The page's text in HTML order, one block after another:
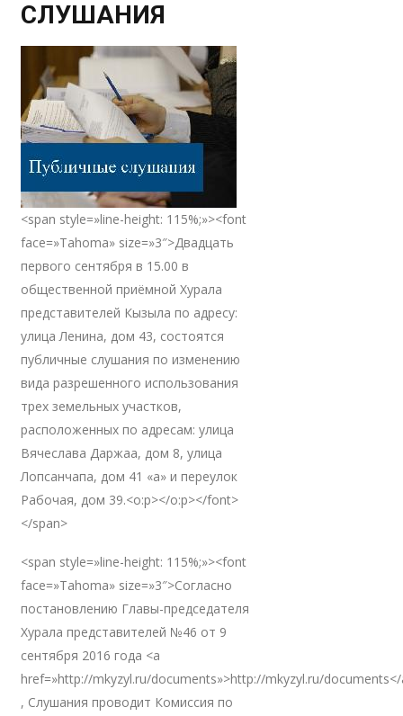
СЛУШАНИЯ
<span style=»line-height: 115%;»><font
face=»Tahoma» size=»3″>Двадцать
первого сентября в 15.00 в
общественной приёмной Хурала
представителей Кызыла по адресу:
улица Ленина, дом 43, состоятся
публичные слушания по изменению
вида разрешенного использования
трех земельных участков,
расположенных по адресам: улица
Вячеслава Даржаа, дом 8, улица
Лопсанчапа, дом 41 «а» и переулок
Рабочая, дом 39.<o:p></o:p></font>
</span>
<span style=»line-height: 115%;»><font
face=»Tahoma» size=»3″>Согласно
постановлению Главы-председателя
Хурала представителей №46 от 9
сентября 2016 года <a
href=»http://mkyzyl.ru/documents»>http://mkyzyl.ru/
, Слушания проводит Комиссия по